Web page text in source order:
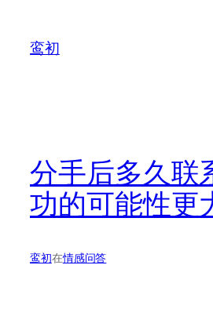
鸾初
分手后多久联
功的可能性更
鸾初在情感问答